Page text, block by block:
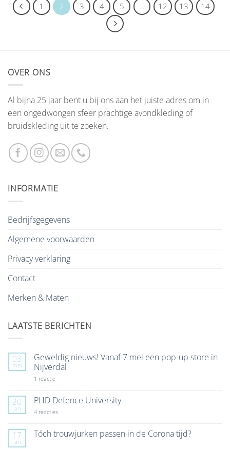
1 2 3 4 5 … 12 13 14
OVER ONS
Al bijna 25 jaar bent u bij ons aan het juiste adres om in
een ongedwongen sfeer prachtige avondkleding of
bruidskleding uit te zoeken.
INFORMATIE
Bedrijfsgegevens
Algemene voorwaarden
Privacy verklaring
Contact
Merken & Maten
LAATSTE BERICHTEN
03
mei
Geweldig nieuws! Vanaf 7 mei een pop-up store in
Nijverdal
1 reactieop
Vanaf
7
mei
up
store
20
jan
PHD Defence University
4 reactiesop
University
17
jan
Tóch trouwjurken passen in de Corona tijd?